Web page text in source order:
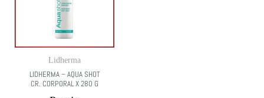
Lidherma
LIDHERMA – AQUA SHOT
CR. CORPORAL X 280 G